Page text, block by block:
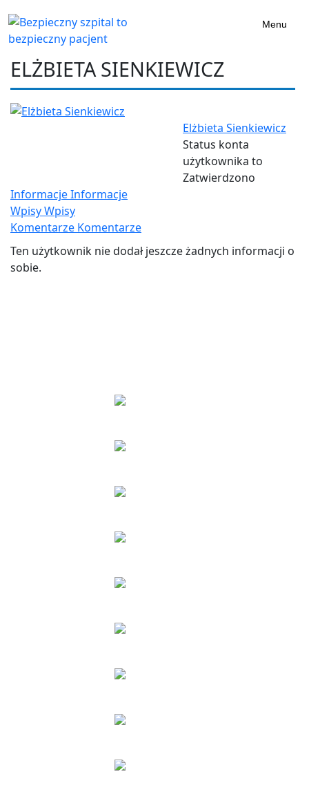
Menu
ELŻBIETA SIENKIEWICZ
Elżbieta Sienkiewicz
Status konta
użytkownika to
Zatwierdzono
InformacjeInformacje
WpisyWpisy
Komentarze Komentarze
Ten użytkownik nie dodał jeszcze żadnych informacji o
sobie.